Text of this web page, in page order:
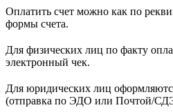
Оплатить счет можно как по
формы счета.
Для физических лиц по факту
электронный чек.
Для юридических лиц
(отправка по ЭДО или Почтой/